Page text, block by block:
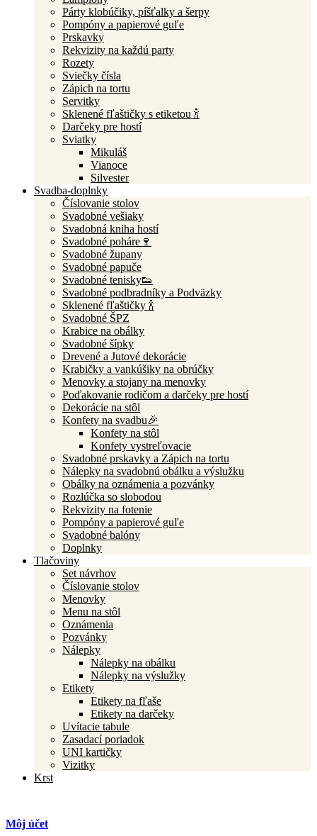
Párty klobúčiky, píšťalky a šerpy
Pompóny a papierové guľe
Prskavky
Rekvizity na každú party
Rozety
Sviečky čísla
Zápich na tortu
Servitky
Sklenené fľaštičky s etiketou 🍾
Darčeky pre hostí
Sviatky
Mikuláš
Vianoce
Silvester
Svadba-doplnky
Číslovanie stolov
Svadobné vešiaky
Svadobná kniha hostí
Svadobné poháre🍷
Svadobné župany
Svadobné papuče
Svadobné tenisky👟
Svadobné podbradníky a Podväzky
Sklenené fľaštičky 🍾
Svadobné ŠPZ
Krabice na obálky
Svadobné šípky
Drevené a Jutové dekorácie
Krabičky a vankúšiky na obrúčky
Menovky a stojany na menovky
Poďakovanie rodičom a darčeky pre hostí
Dekorácie na stôl
Konfety na svadbu🎉
Konfety na stôl
Konfety vystreľovacie
Svadobné prskavky a Zápich na tortu
Nálepky na svadobnú obálku a výslužku
Obálky na oznámenia a pozvánky
Rozlúčka so slobodou
Rekvizity na fotenie
Pompóny a papierové guľe
Svadobné balóny
Doplnky
Tlačoviny
Set návrhov
Číslovanie stolov
Menovky
Menu na stôl
Oznámenia
Pozvánky
Nálepky
Nálepky na obálku
Nálepky na výslužky
Etikety
Etikety na fľaše
Etikety na darčeky
Uvítacie tabule
Zasadací poriadok
UNI kartičky
Vizitky
Krst
Môj účet